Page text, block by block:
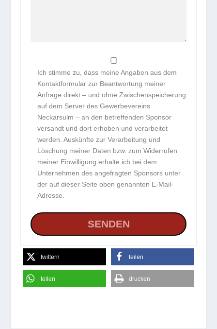
Ich stimme zu, dass meine Angaben aus dem
Kontaktformular zur Beantwortung meiner
Anfrage direkt – und ohne Zwischenspeicherung
auf dem Server des Gewerbevereins
Neckarsulm – an den betreffenden Sponsor
versandt und dort erhoben und verarbeitet
werden. Auskünfte zur Verarbeitung und
Löschung meiner Daten bzw. zum Widerrufen
meiner Einwilligung erhalte ich bei dem
Unternehmen des angefragten Sponsors unter
der auf dieser Seite oben genannten E-Mail-
Adresse.
twittern teilen
teilen drucken